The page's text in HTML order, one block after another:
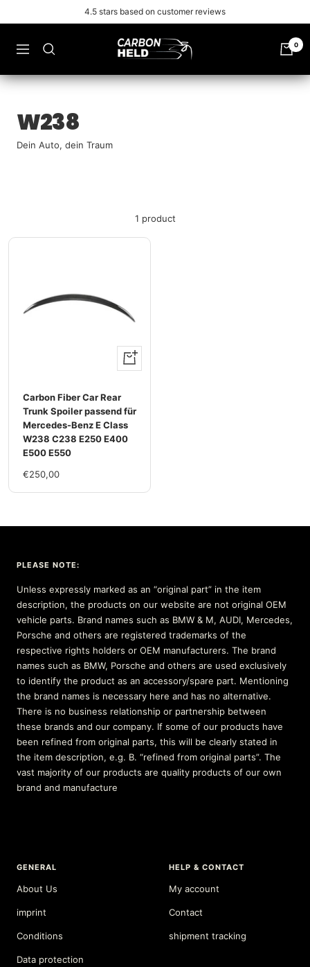
to
4.5 stars based on customer reviews
Navigation
Carbonheld 0
W238
Dein Auto, dein Traum
1 product
+
Add
Carbon Fiber Car Rear
Trunk Spoiler passend für
Mercedes-Benz E Class
W238 C238 E250 E400
E500 E550
Sale
€250,00
PLEASE NOTE:
Unless expressly marked as an “original part” in the item
description, the products on our website are not original OEM
vehicle parts. Brand names such as BMW & M, AUDI, Mercedes,
Porsche and others are registered trademarks of the
respective rights holders or OEM manufacturers. The brand
names such as BMW, Porsche and others are used exclusively
to identify the product as an accessory/spare part. Mentioning
the brand names is necessary here and has no alternative.
There is no business relationship or partnership between
these brands and our company. If some of our products have
been refined from original parts, this will be clearly stated in
the item description, e.g. B. “refined from original parts”. The
vast majority of our products are quality products of our own
brand and manufacture
GENERAL
About Us
imprint
Conditions
Data protection
HELP & CONTACT
My account
Contact
shipment tracking